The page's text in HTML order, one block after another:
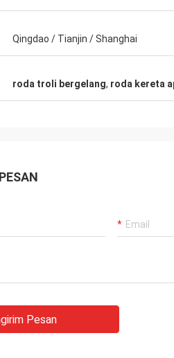
Qingdao / Tianjin / Shanghai
roda troli bergelang, roda kereta
Pesan